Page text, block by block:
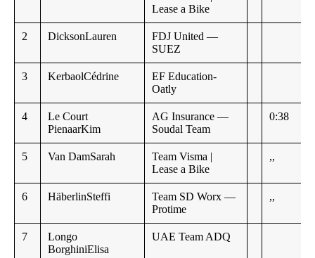
Lease a Bike
2 DicksonLauren
FDJ United —
SUEZ
3 KerbaolCédrine
EF Education-
Oatly
4
Le Court
PienaarKim
AG Insurance —
Soudal Team
0:38
5 Van DamSarah
Team Visma |
Lease a Bike
,,
6 HäberlinSteffi
Team SD Worx —
Protime
,,
7
Longo
BorghiniElisa
UAE Team ADQ